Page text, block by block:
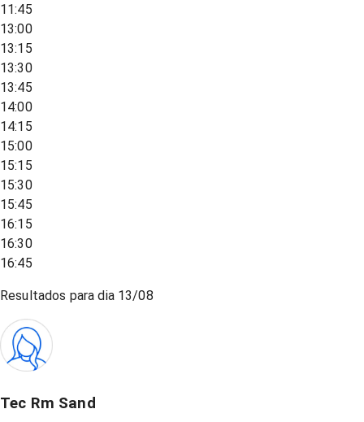
11:45
13:00
13:15
13:30
13:45
14:00
14:15
15:00
15:15
15:30
15:45
16:15
16:30
16:45
Resultados para dia 13/08
Tec Rm Sand